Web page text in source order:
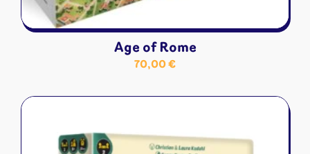
Age of Rome
70,00€